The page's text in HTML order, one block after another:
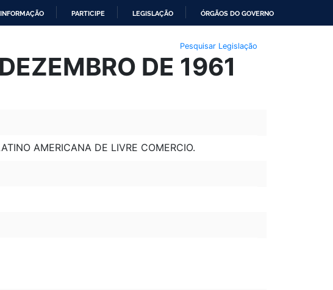
PARTICIPE LEGISLAÇÃO ÓRGÃOS DO GOVERNO
Pesquisar Legislação
DE 1961
AMERICANA DE LIVRE COMERCIO.